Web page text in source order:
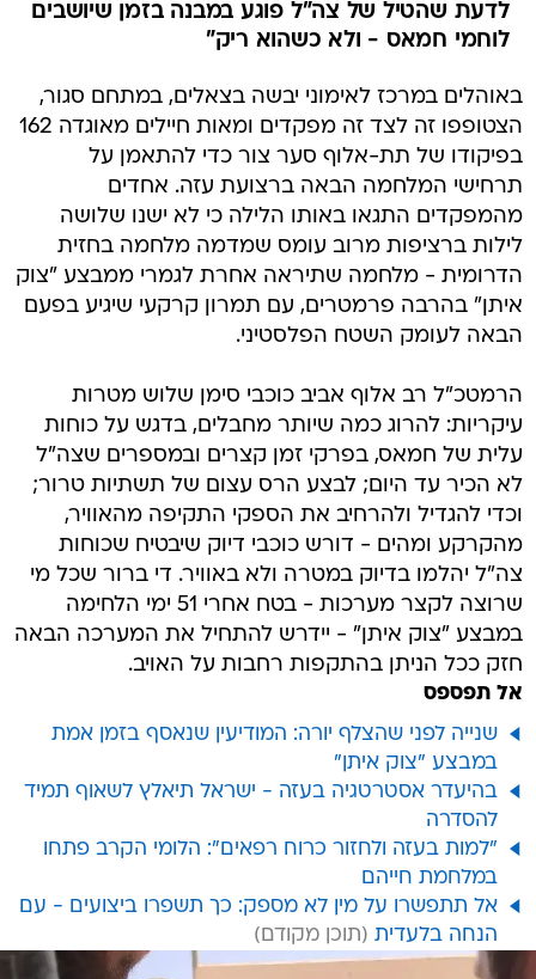
לדעת שהטיל של צה"ל פוגע במבנה בזמן שיושבים
לוחמי חמאס - ולא כשהוא ריק"
באוהלים במרכז לאימוני יבשה בצאלים, במתחם סגור,
הצטופפו זה לצד זה מפקדים ומאות חיילים מאוגדה 162
בפיקודו של תת-אלוף סער צור כדי להתאמן על
תרחישי המלחמה הבאה ברצועת עזה. אחדים
מהמפקדים התגאו באותו הלילה כי לא ישנו שלושה
לילות ברציפות מרוב עומס שמדמה מלחמה בחזית
הדרומית - מלחמה שתיראה אחרת לגמרי ממבצע "צוק
איתן" בהרבה פרמטרים, עם תמרון קרקעי שיגיע בפעם
הבאה לעומק השטח הפלסטיני.
הרמטכ"ל רב אלוף אביב כוכבי סימן שלוש מטרות
עיקריות: להרוג כמה שיותר מחבלים, בדגש על כוחות
עלית של חמאס, בפרקי זמן קצרים ובמספרים שצה"ל
לא הכיר עד היום; לבצע הרס עצום של תשתיות טרור;
וכדי להגדיל ולהרחיב את הספקי התקיפה מהאוויר,
מהקרקע ומהים - דורש כוכבי דיוק שיבטיח שכוחות
צה"ל יהלמו בדיוק במטרה ולא באוויר. די ברור שכל מי
שרוצה לקצר מערכות - בטח אחרי 51 ימי הלחימה
במבצע "צוק איתן" - יידרש להתחיל את המערכה הבאה
חזק ככל הניתן בהתקפות רחבות על האויב.
אל תפספס
שנייה לפני שהצלף יורה: המודיעין שנאסף בזמן אמת
במבצע "צוק איתן"
בהיעדר אסטרטגיה בעזה - ישראל תיאלץ לשאוף תמיד
להסדרה
"למות בעזה ולחזור כרוח רפאים": הלומי הקרב פתחו
במלחמת חייהם
אל תתפשרו על מין לא מספק: כך תשפרו ביצועים - עם
הנחה בלעדית